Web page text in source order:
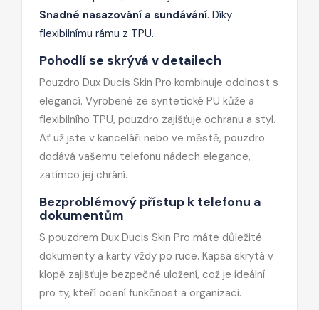
Snadné nasazování a sundávání. Díky
flexibilnímu rámu z TPU.
Pohodlí se skrývá v detailech
Pouzdro Dux Ducis Skin Pro kombinuje odolnost s
elegancí. Vyrobené ze syntetické PU kůže a
flexibilního TPU, pouzdro zajišťuje ochranu a styl.
Ať už jste v kanceláři nebo ve městě, pouzdro
dodává vašemu telefonu nádech elegance,
zatímco jej chrání.
Bezproblémový přístup k telefonu a
dokumentům
S pouzdrem Dux Ducis Skin Pro máte důležité
dokumenty a karty vždy po ruce. Kapsa skrytá v
klopě zajišťuje bezpečné uložení, což je ideální
pro ty, kteří ocení funkčnost a organizaci.